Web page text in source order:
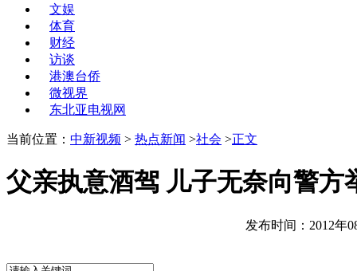
文娱
体育
财经
访谈
港澳台侨
微视界
东北亚电视网
当前位置： 中新视频 > 热点新闻 >社会 >正文
父亲执意酒驾 儿子无奈向警方
发布时间：2012年